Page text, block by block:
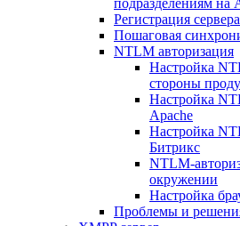
подразделениям на
Регистрация сервера
Пошаговая
NTLM авторизация
Настройка
стороны
Настройка
Apache
Настройка
Битрикс
NTLM-
окружении
Настройка
Проблемы и